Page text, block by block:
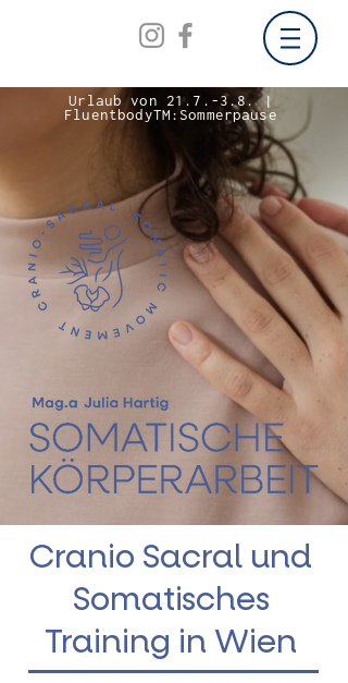
Urlaub von 21.7.-3.8. |
FluentbodyTM:Sommerpause
Cranio Sacral und
Somatisches
Training in Wien